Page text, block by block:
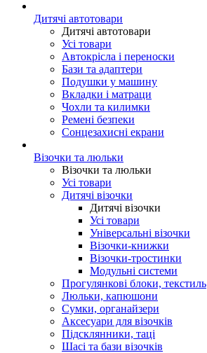
Дитячі автотовари
Дитячі автотовари
Усі товари
Автокрісла і переноски
Бази та адаптери
Подушки у машину
Вкладки і матраци
Чохли та килимки
Ремені безпеки
Сонцезахисні екрани
Візочки та люльки
Візочки та люльки
Усі товари
Дитячі візочки
Дитячі візочки
Усі товари
Універсальні візочки
Візочки-книжки
Візочки-тростинки
Модульні системи
Прогулянкові блоки, текстиль
Люльки, капюшони
Сумки, органайзери
Аксесуари для візочків
Підсклянники, таці
Шасі та бази візочків